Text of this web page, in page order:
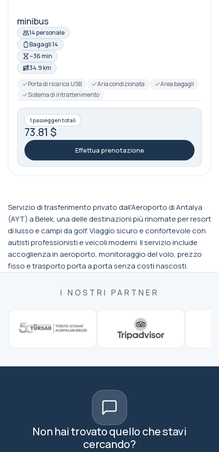
minibus
14 personale
Bagagli 14
~36 min
34.9 km
Porta di ricarica USB
Aria condizionata
Area bagagli
Sistema di intrattenimento
1 passeggeri totali
73.81 $
Effettua prenotazione
Servizio di trasferimento privato dall’Aeroporto di Antalya
(AYT) a Belek, una delle destinazioni più rinomate per resort
di lusso e campi da golf. Viaggio sicuro e confortevole con
autisti professionisti e veicoli moderni. Il servizio include
accoglienza in aeroporto, monitoraggio del volo, prezzo
fisso e trasporto porta a porta senza costi nascosti.
I NOSTRI PARTNER
Non hai trovato quello che stavi
cercando?